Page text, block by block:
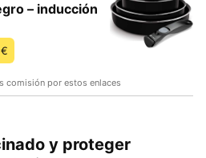
– inducción
€
comisión por estos enlaces
y proteger